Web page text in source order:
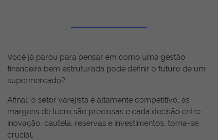
Você já parou para pensar em como uma gestão
financeira bem estruturada pode definir o futuro de um
supermercado?
Afinal, o setor varejista é altamente competitivo, as
margens de lucro são preciosas e cada decisão entre
inovação, cautela, reservas e investimentos, torna-se
crucial.